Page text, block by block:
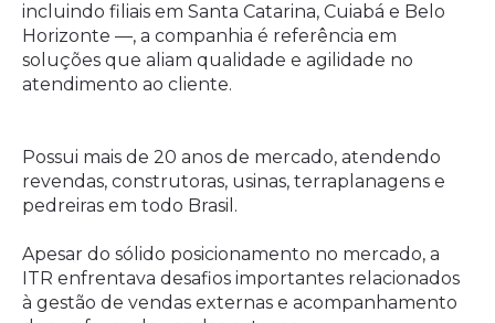
incluindo filiais em Santa Catarina, Cuiabá e Belo
Horizonte —, a companhia é referência em
soluções que aliam qualidade e agilidade no
atendimento ao cliente.
Possui mais de 20 anos de mercado, atendendo
revendas, construtoras, usinas, terraplanagens e
pedreiras em todo Brasil.
Apesar do sólido posicionamento no mercado, a
ITR enfrentava desafios importantes relacionados
à gestão de vendas externas e acompanhamento